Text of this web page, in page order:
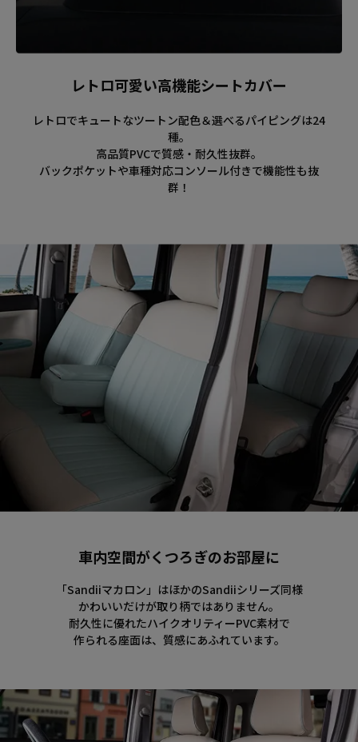
レトロ可愛い高機能シートカバー
レトロでキュートなツートン配色＆選べるパイピングは24
種。
高品質PVCで質感・耐久性抜群。
バックポケットや車種対応コンソール付きで機能性も抜
群！
車内空間がくつろぎのお部屋に
「Sandiiマカロン」はほかのSandiiシリーズ同様
かわいいだけが取り柄ではありません。
耐久性に優れたハイクオリティーPVC素材で
作られる座面は、質感にあふれています。